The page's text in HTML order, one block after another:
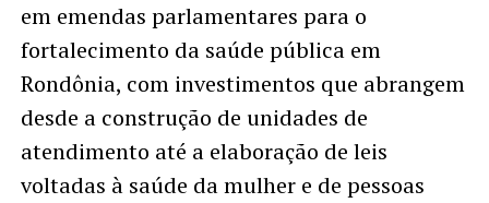
em emendas parlamentares para o
fortalecimento da saúde pública em
Rondônia, com investimentos que abrangem
desde a construção de unidades de
atendimento até a elaboração de leis
voltadas à saúde da mulher e de pessoas